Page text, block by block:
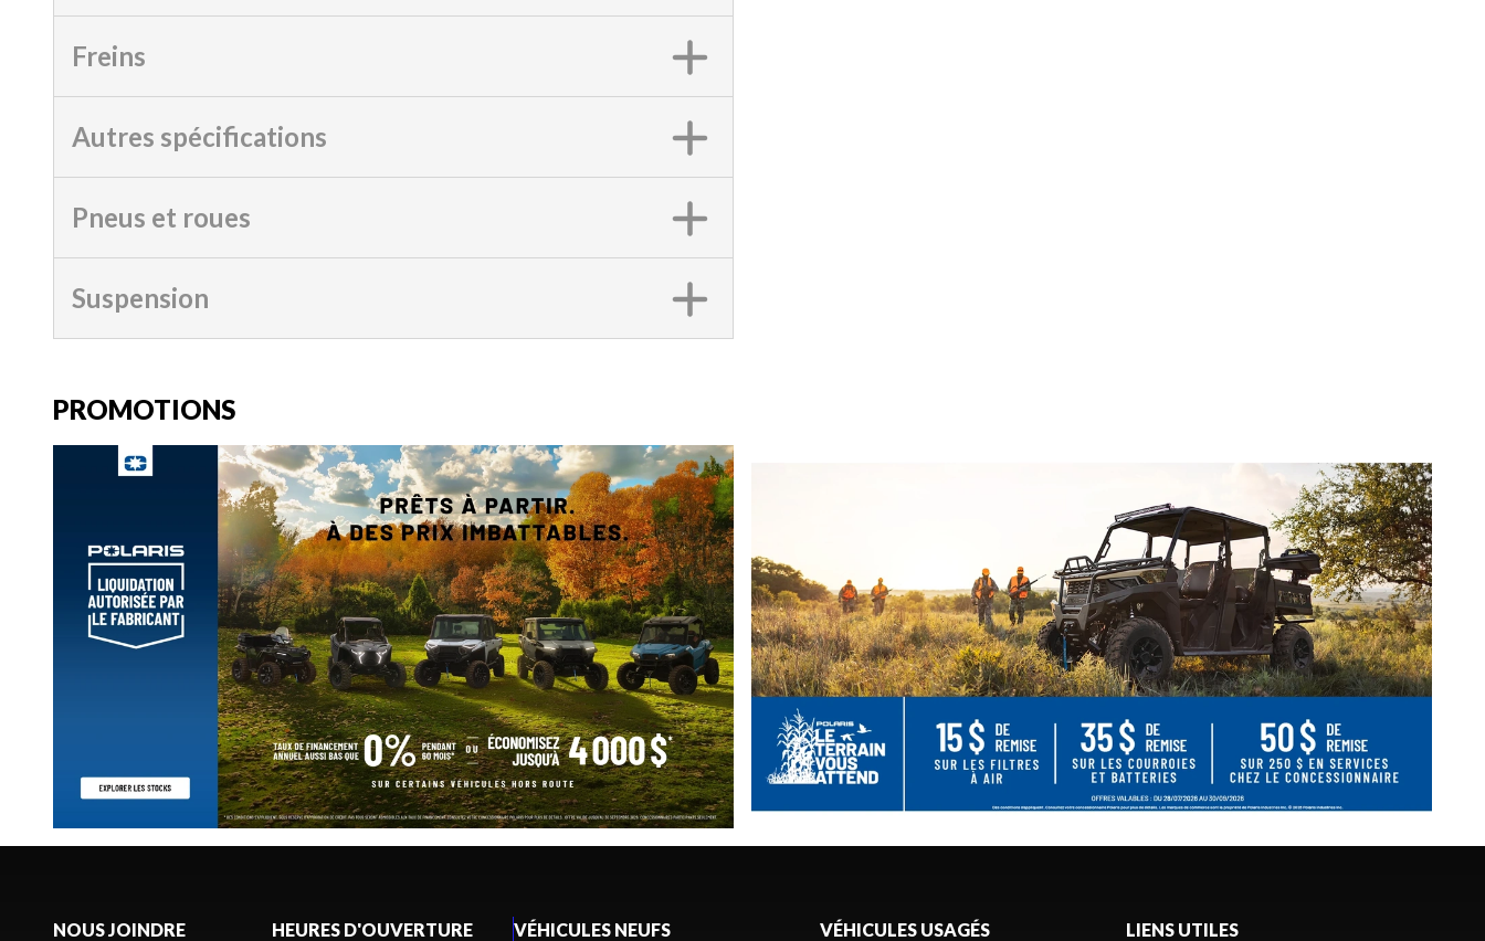
Freins
Autres spécifications
Pneus et roues
Suspension
PROMOTIONS
NOUS JOINDRE HEURES D'OUVERTURE VÉHICULES NEUFS VÉHICULES USAGÉS LIENS UTILES